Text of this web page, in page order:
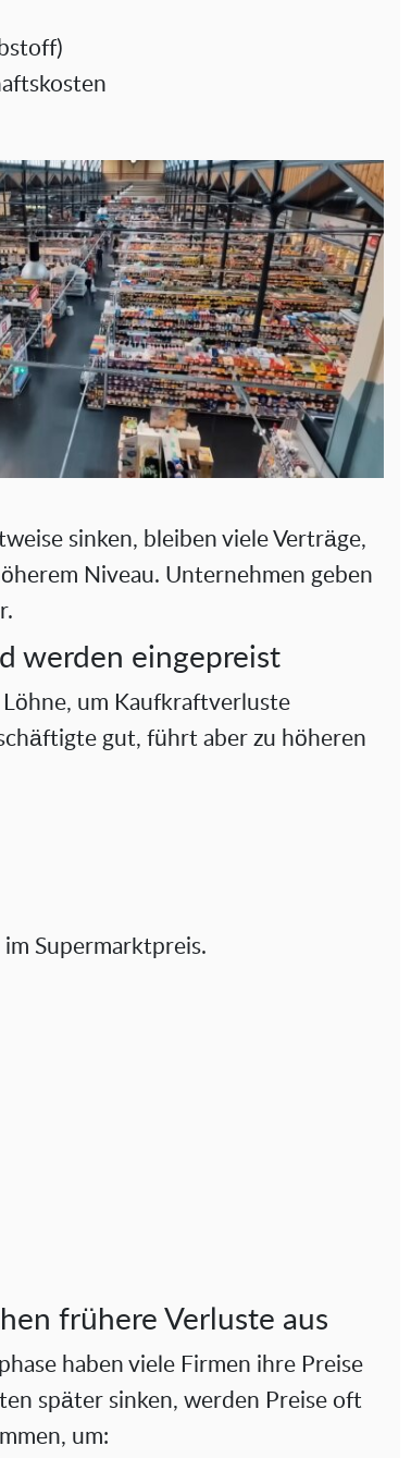
sinken, bleiben viele Verträge,
Niveau. Unternehmen geben
werden eingepreist
um Kaufkraftverluste
gut, führt aber zu höheren
Supermarktpreis.
frühere Verluste aus
haben viele Firmen ihre Preise
später sinken, werden Preise oft
um: